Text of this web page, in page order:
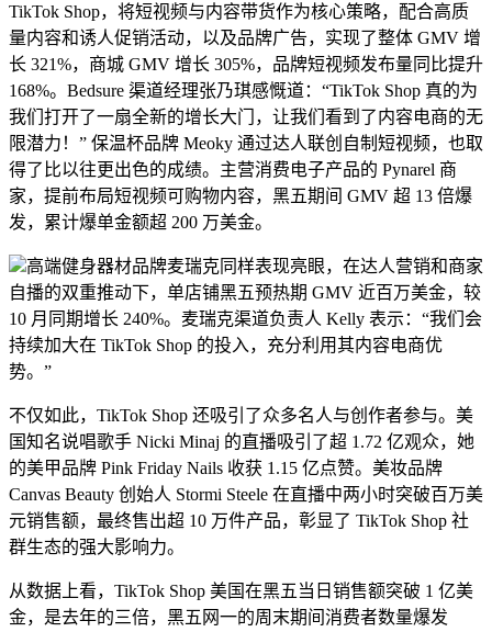
TikTok Shop，将短视频与内容带货作为核心策略，配合高质
量内容和诱人促销活动，以及品牌广告，实现了整体 GMV 增
长 321%，商城 GMV 增长 305%，品牌短视频发布量同比提升
168%。Bedsure 渠道经理张乃琪感慨道：“TikTok Shop 真的为
我们打开了一扇全新的增长大门，让我们看到了内容电商的无
限潜力！” 保温杯品牌 Meoky 通过达人联创自制短视频，也取
得了比以往更出色的成绩。主营消费电子产品的 Pynarel 商
家，提前布局短视频可购物内容，黑五期间 GMV 超 13 倍爆
发，累计爆单金额超 200 万美金。
高端健身器材品牌麦瑞克同样表现亮眼，在达人营销和商家
自播的双重推动下，单店铺黑五预热期 GMV 近百万美金，较
10 月同期增长 240%。麦瑞克渠道负责人 Kelly 表示：“我们会
持续加大在 TikTok Shop 的投入，充分利用其内容电商优
势。”
不仅如此，TikTok Shop 还吸引了众多名人与创作者参与。美
国知名说唱歌手 Nicki Minaj 的直播吸引了超 1.72 亿观众，她
的美甲品牌 Pink Friday Nails 收获 1.15 亿点赞。美妆品牌
Canvas Beauty 创始人 Stormi Steele 在直播中两小时突破百万美
元销售额，最终售出超 10 万件产品，彰显了 TikTok Shop 社
群生态的强大影响力。
从数据上看，TikTok Shop 美国在黑五当日销售额突破 1 亿美
金，是去年的三倍，黑五网一的周末期间消费者数量爆发